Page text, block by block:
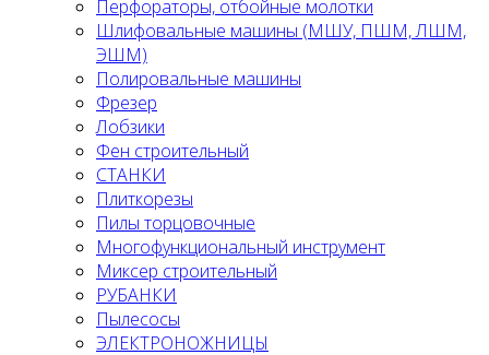
Перфораторы, отбойные молотки
Шлифовальные машины (МШУ, ПШМ, ЛШМ,
ЭШМ)
Полировальные машины
Фрезер
Лобзики
Фен строительный
СТАНКИ
Плиткорезы
Пилы торцовочные
Многофункциональный инструмент
Миксер строительный
РУБАНКИ
Пылесосы
ЭЛЕКТРОНОЖНИЦЫ